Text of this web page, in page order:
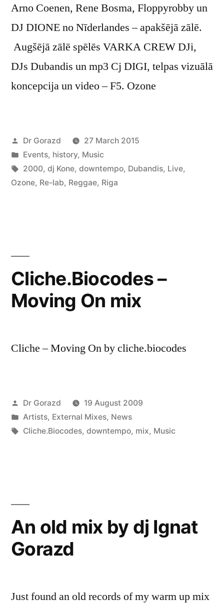
Arno Coenen, Rene Bosma, Floppyrobby un
DJ DIONE no Nīderlandes – apakšējā zālē.
Augšējā zālē spēlēs VARKA CREW DJi,
DJs Dubandis un mp3 Cj DIGI, telpas vizuālā
koncepcija un video – F5. Ozone
Posted
by
Dr Gorazd
27 March 2015
Posted
in
Events, history, Music
Tags:
2000, dj Kone, downtempo, Dubandis, Live,
Ozone, Re-lab, Reggae, Riga
Cliche.Biocodes –
Moving On mix
Cliche – Moving On by cliche.biocodes
Posted
by
Dr Gorazd
19 August 2009
Posted
in
Artists, External Mixes, News
Tags:
Cliche.Biocodes, downtempo, mix, Music
An old mix by dj Ignat
Gorazd
Just found an old records of my warm up mix